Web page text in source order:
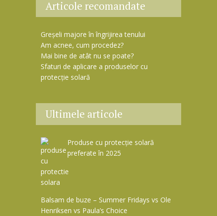
Articole recomandate
Greșeli majore în îngrijirea tenului
Am acnee, cum procedez?
Mai bine de atât nu se poate?
Sfaturi de aplicare a produselor cu
protecție solară
Ultimele articole
Produse cu protecție solară
preferate în 2025
Balsam de buze – Summer Fridays vs Ole
Henriksen vs Paula’s Choice